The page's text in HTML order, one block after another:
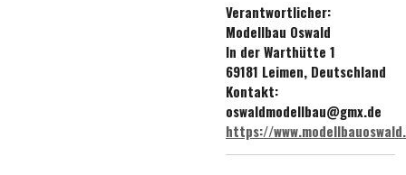
Verantwortlicher:
Modellbau Oswald
In der Warthütte 1
69181 Leimen, Deutschland
Kontakt:
oswaldmodellbau@gmx.de
https://